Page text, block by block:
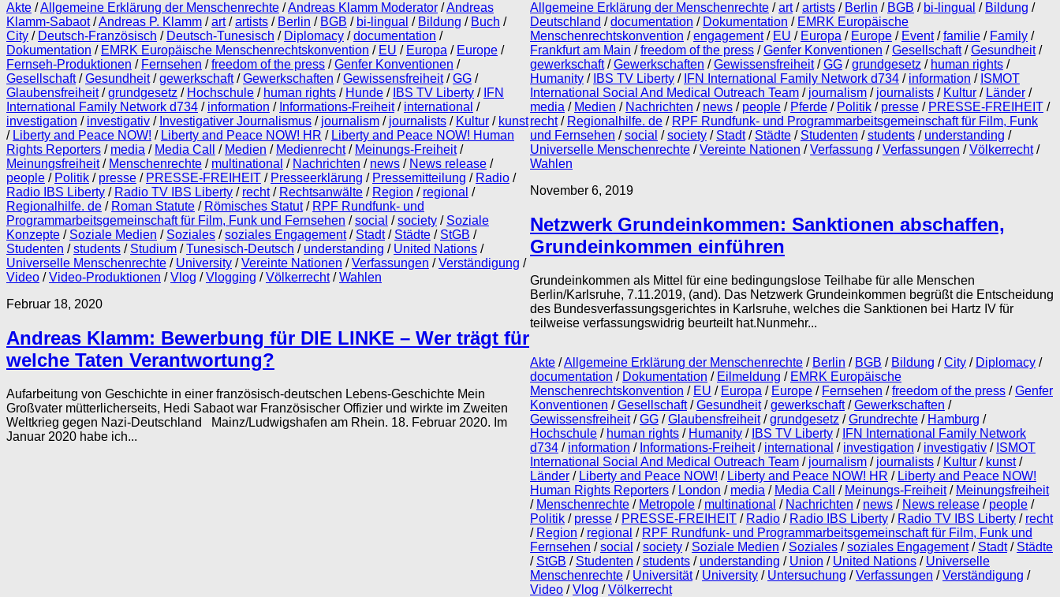
Akte /Allgemeine Erklärung der Menschenrechte /Andreas Klamm Moderator /Andreas
Klamm-Sabaot/Andreas P. Klamm /art/artists / Berlin / BGB / bi-lingual / Bildung / Buch /
City / Deutsch-Französisch / Deutsch-Tunesisch / Diplomacy /documentation /
Dokumentation / EMRK Europäische Menschenrechtskonvention / EU / Europa / Europe /
Fernseh-Produktionen / Fernsehen /freedom of the press /Genfer Konventionen /
Gesellschaft/Gesundheit/gewerkschaft/Gewerkschaften /Gewissensfreiheit/GG /
Glaubensfreiheit/grundgesetz / Hochschule / human rights / Hunde / IBS TV Liberty / IFN
International Family Network d734 / information / Informations-Freiheit/ international /
investigation / investigativ / Investigativer Journalismus / journalism / journalists / Kultur / kunst
/ Liberty and Peace NOW! / Liberty and Peace NOW! HR / Liberty and Peace NOW! Human
Rights Reporters / media / Media Call / Medien / Medienrecht/ Meinungs-Freiheit/
Meinungsfreiheit/ Menschenrechte / multinational / Nachrichten / news / News release /
people / Politik / presse / PRESSE-FREIHEIT / Presseerklärung / Pressemitteilung / Radio /
Radio IBS Liberty / Radio TV IBS Liberty / recht/ Rechtsanwälte / Region / regional /
Regionalhilfe. de / Roman Statute / Römisches Statut/ RPF Rundfunk- und
Programmarbeitsgemeinschaft für Film, Funk und Fernsehen /social /society / Soziale
Konzepte / Soziale Medien / Soziales /soziales Engagement/ Stadt/ Städte / StGB /
Studenten /students / Studium /Tunesisch-Deutsch / understanding / United Nations /
Universelle Menschenrechte / University /Vereinte Nationen /Verfassungen /Verständigung /
Video /Video-Produktionen /Vlog /Vlogging /Völkerrecht/Wahlen
Februar 18, 2020
Andreas Klamm: Bewerbung für DIE LINKE – Wer trägt für
welche Taten Verantwortung?
Aufarbeitung von Geschichte in einer französisch-deutschen Lebens-Geschichte Mein
Großvater mütterlicherseits, Hedi Sabaot war Französischer Offizier und wirkte im Zweiten
Weltkrieg gegen Nazi-Deutschland Mainz/Ludwigshafen am Rhein. 18. Februar 2020. Im
Januar 2020 habe ich...
Allgemeine Erklärung der Menschenrechte /art/artists / Berlin / BGB / bi-lingual / Bildung /
Deutschland /documentation / Dokumentation / EMRK Europäische
Menschenrechtskonvention /engagement/ EU / Europa / Europe / Event/familie / Family /
Frankfurt am Main /freedom of the press /Genfer Konventionen /Gesellschaft/Gesundheit/
gewerkschaft/Gewerkschaften /Gewissensfreiheit/GG /grundgesetz / human rights /
Humanity / IBS TV Liberty / IFN International Family Network d734 / information / ISMOT
International Social And Medical Outreach Team / journalism / journalists / Kultur / Länder /
media / Medien / Nachrichten / news / people / Pferde / Politik / presse / PRESSE-FREIHEIT /
recht/ Regionalhilfe. de / RPF Rundfunk- und Programmarbeitsgemeinschaft für Film, Funk
und Fernsehen /social /society / Stadt/ Städte / Studenten /students / understanding /
Universelle Menschenrechte /Vereinte Nationen /Verfassung /Verfassungen /Völkerrecht/
Wahlen
November 6, 2019
Netzwerk Grundeinkommen: Sanktionen abschaffen,
Grundeinkommen einführen
Grundeinkommen als Mittel für eine bedingungslose Teilhabe für alle Menschen
Berlin/Karlsruhe, 7.11.2019, (and). Das Netzwerk Grundeinkommen begrüßt die Entscheidung
des Bundesverfassungsgerichtes in Karlsruhe, welches die Sanktionen bei Hartz IV für
teilweise verfassungswidrig beurteilt hat.Nunmehr...
Akte /Allgemeine Erklärung der Menschenrechte / Berlin / BGB / Bildung /City / Diplomacy /
documentation / Dokumentation / Eilmeldung / EMRK Europäische
Menschenrechtskonvention / EU / Europa / Europe / Fernsehen /freedom of the press /Genfer
Konventionen /Gesellschaft/Gesundheit/gewerkschaft/Gewerkschaften /
Gewissensfreiheit/GG /Glaubensfreiheit/grundgesetz /Grundrechte / Hamburg /
Hochschule / human rights / Humanity / IBS TV Liberty / IFN International Family Network
d734 / information / Informations-Freiheit/ international / investigation / investigativ / ISMOT
International Social And Medical Outreach Team / journalism / journalists / Kultur / kunst/
Länder / Liberty and Peace NOW! / Liberty and Peace NOW! HR / Liberty and Peace NOW!
Human Rights Reporters / London / media / Media Call / Meinungs-Freiheit/ Meinungsfreiheit
/ Menschenrechte / Metropole / multinational / Nachrichten / news / News release / people /
Politik / presse / PRESSE-FREIHEIT / Radio / Radio IBS Liberty / Radio TV IBS Liberty / recht
/ Region / regional / RPF Rundfunk- und Programmarbeitsgemeinschaft für Film, Funk und
Fernsehen /social /society / Soziale Medien / Soziales /soziales Engagement/ Stadt/ Städte
/ StGB / Studenten /students / understanding / Union / United Nations / Universelle
Menschenrechte / Universität/ University / Untersuchung /Verfassungen /Verständigung /
Video /Vlog /Völkerrecht